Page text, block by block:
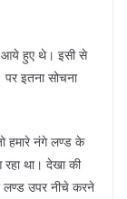
आये हुए थे। इसी से
इतना सोचना
हमारे नंगे लण्ड के
था। देखा की
लण्ड उपर नीचे करने